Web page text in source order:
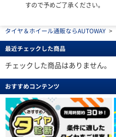
すので予めご了承ください。
タイヤ＆ホイール通販ならAUTOWAY >
最近チェックした商品
チェックした商品はありません。
おすすめコンテンツ